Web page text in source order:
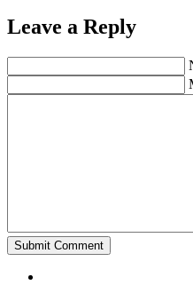
Leave a Reply